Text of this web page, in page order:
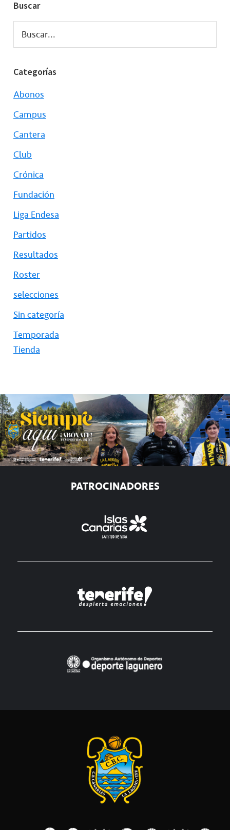
Buscar
Buscar...
Categorías
Abonos
Campus
Cantera
Club
Crónica
Fundación
Liga Endesa
Partidos
Resultados
Roster
selecciones
Sin categoría
Temporada
Tienda
PATROCINADORES